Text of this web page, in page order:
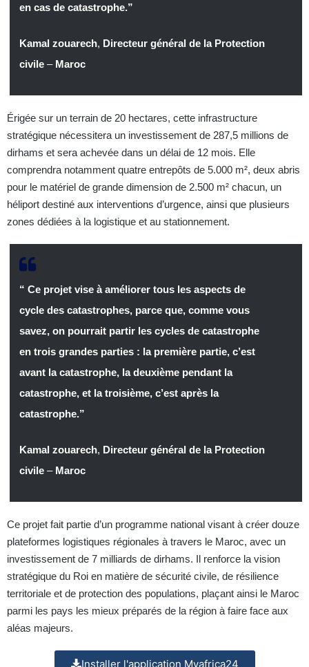
en cas de catastrophe.”
Kamal zouarech, Directeur général de la Protection
civile– Maroc
Érigée sur un terrain de 20 hectares, cette infrastructure
stratégique nécessitera un investissement de 287,5 millions de
dirhams et sera achevée dans un délai de 12 mois. Elle
comprendra notamment quatre entrepôts de 5.000 m², deux abris
pour le matériel de grande dimension de 2.500 m² chacun, un
héliport destiné aux interventions d’urgence, ainsi que plusieurs
zones dédiées à la logistique et au stationnement.
“ Ce projet vise à améliorer tous les aspects de
cycle des catastrophes, parce que, comme vous
savez, on pourrait partir les cycles de catastrophe
en trois grandes parties : la première partie, c’est
avant la catastrophe, la deuxième pendant la
catastrophe, et la troisième, c’est après la
catastrophe.”
Kamal zouarech, Directeur général de la Protection
civile– Maroc
Ce projet fait partie d’un programme national visant à créer douze
plateformes logistiques régionales à travers le Maroc, avec un
investissement de 7 milliards de dirhams. Il renforce la vision
stratégique du Roi en matière de sécurité civile, de résilience
territoriale et de protection des populations, plaçant ainsi le Maroc
parmi les pays les mieux préparés de la région à faire face aux
aléas majeurs.
Installer l'application Myafrica24